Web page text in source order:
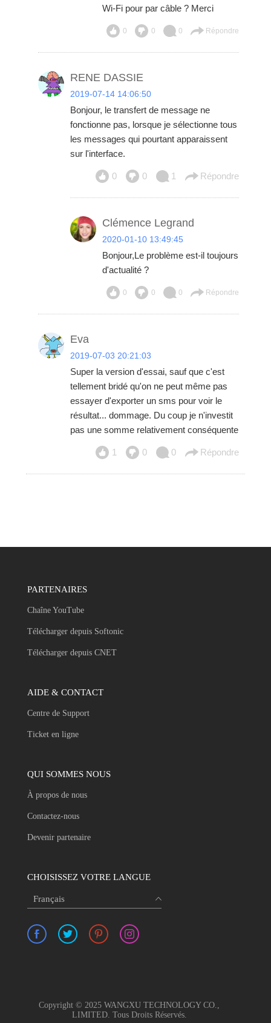
Wi-Fi pour par câble ? Merci
0 0 0 Répondre
RENE DASSIE
2019-07-14 14:06:50
Bonjour, le transfert de message ne
fonctionne pas, lorsque je sélectionne tous
les messages qui pourtant apparaissent
sur l'interface.
0 0 1 Répondre
Clémence Legrand
2020-01-10 13:49:45
Bonjour,Le problème est-il toujours
d'actualité ?
0 0 0 Répondre
Eva
2019-07-03 20:21:03
Super la version d'essai, sauf que c'est
tellement bridé qu'on ne peut même pas
essayer d'exporter un sms pour voir le
résultat... dommage. Du coup je n'investit
pas une somme relativement conséquente
1 0 0 Répondre
PARTENAIRES
Chaîne YouTube
Télécharger depuis Softonic
Télécharger depuis CNET
AIDE & CONTACT
Centre de Support
Ticket en ligne
QUI SOMMES NOUS
À propos de nous
Contactez-nous
Devenir partenaire
CHOISISSEZ VOTRE LANGUE
Français
Copyright © 2025 WANGXU TECHNOLOGY CO.,
LIMITED. Tous Droits Réservés.